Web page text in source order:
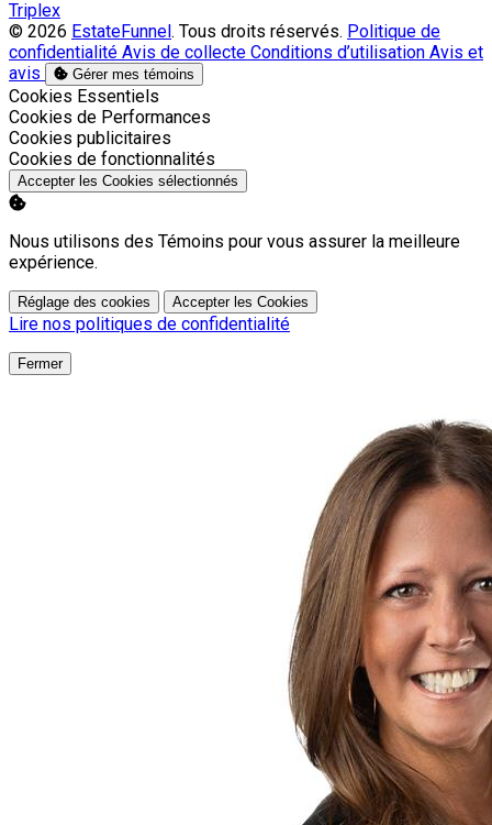
Triplex
© 2026 EstateFunnel. Tous droits réservés. Politique de
confidentialité Avis de collecte Conditions d’utilisation Avis et
avis
Gérer mes témoins
Activer
Cookies Essentiels
Activer
Cookies de Performances
Activer
Cookies publicitaires
Activer
Cookies de fonctionnalités
Accepter les Cookies sélectionnés
Nous utilisons des Témoins pour vous assurer la meilleure
expérience.
Réglage des cookies Accepter les Cookies
Lire nos politiques de confidentialité
Fermer